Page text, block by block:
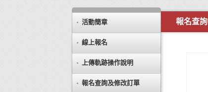
活動簡章
線上報名
上傳軌跡操作說明
報名查詢及修改訂單
報名查詢